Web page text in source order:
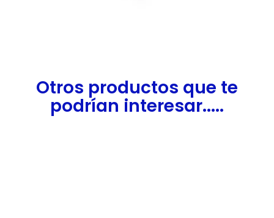
Otros productos que te
podrían interesar.....